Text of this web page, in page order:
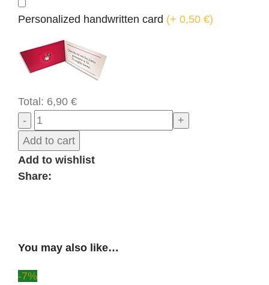
Personalized handwritten card (+ 0,50 €)
Total: 6,90 €
Add to cart
Add to wishlist
Share:
You may also like…
-7%